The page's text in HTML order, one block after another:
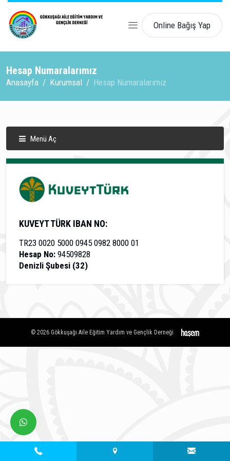
Online Bağış Yap
Hesap Numaralarımız
Anasayfa Kurumsal Hesap Numaralarımız
Menü Aç
KUVEYT TÜRK IBAN NO:
TR23 0020 5000 0945 0982 8000 01
Hesap No: 94509828
Denizli Şubesi (32)
© 2026 Gökkuşağı Aile Eğitim Yardım ve Gençlik Derneği